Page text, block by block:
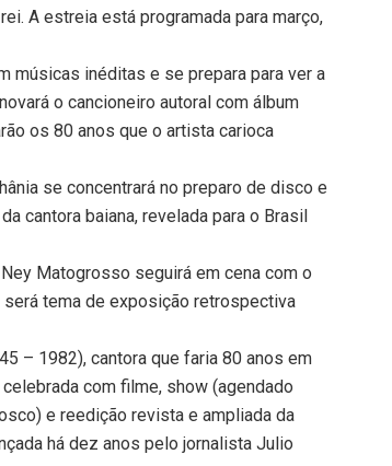
A estreia está programada para março,
músicas inéditas e se prepara para ver a
o cancioneiro autoral com álbum
os 80 anos que o artista carioca
se concentrará no preparo de disco e
cantora baiana, revelada para o Brasil
Matogrosso seguirá em cena com o
tema de exposição retrospectiva
– 1982), cantora que faria 80 anos em
com filme, show (agendado
e reedição revista e ampliada da
há dez anos pelo jornalista Julio